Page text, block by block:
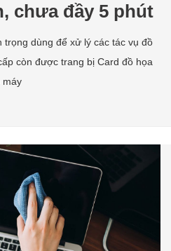
chưa đầy 5 phút
dùng để xử lý các tác vụ đồ
còn được trang bị Card đồ họa
máy